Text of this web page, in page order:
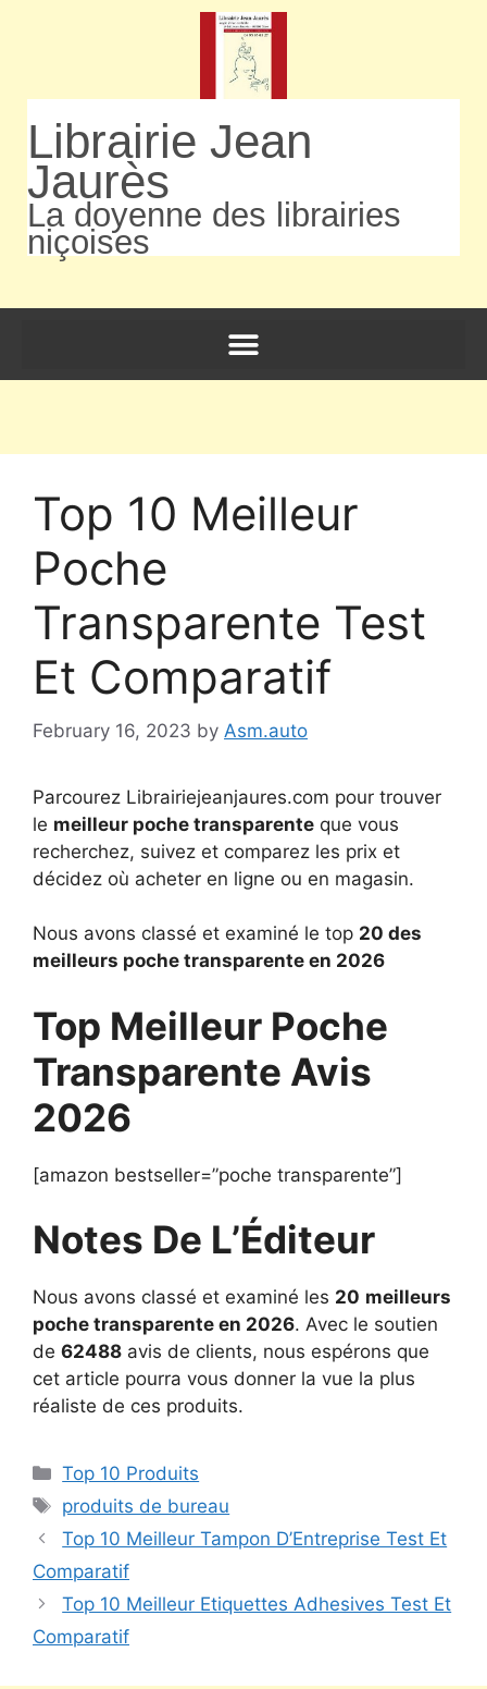
Librairie Jean
Jaurès
La doyenne des librairies
niçoises
Top 10 Meilleur
Poche
Transparente Test
Et Comparatif
February 16, 2023 by Asm.auto
Parcourez Librairiejeanjaures.com pour trouver
le meilleur poche transparente que vous
recherchez, suivez et comparez les prix et
décidez où acheter en ligne ou en magasin.
Nous avons classé et examiné le top 20 des
meilleurs poche transparente en 2026
Top Meilleur Poche
Transparente Avis
2026
[amazon bestseller=”poche transparente”]
Notes De L’Éditeur
Nous avons classé et examiné les 20 meilleurs
poche transparente en 2026. Avec le soutien
de 62488 avis de clients, nous espérons que
cet article pourra vous donner la vue la plus
réaliste de ces produits.
Top 10 Produits
produits de bureau
Top 10 Meilleur Tampon D’Entreprise Test Et
Comparatif
Top 10 Meilleur Etiquettes Adhesives Test Et
Comparatif